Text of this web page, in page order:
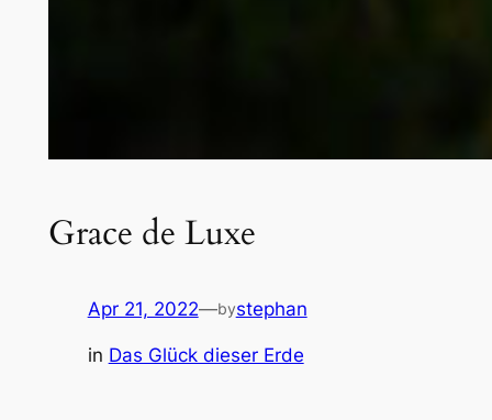
Grace de Luxe
Apr 21, 2022—bystephan
in Das Glück dieser Erde